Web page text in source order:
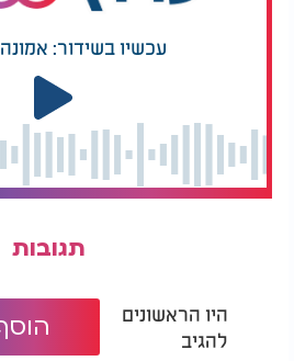
לי לא לצאת והרגעתי אותם תוך
החלטה זו, שהייתה כל כך
התבררה ככזו ששינתה את
כעת על מה שהיה אחרי, אנו
הרבה של השמירה על שבת - לא
כצעד שהוביל לשמירה פיזית
עזר לו לשרוד את אחד הימים
עכשיו בשידור:
תגובות
היו הראשונים
להגיב